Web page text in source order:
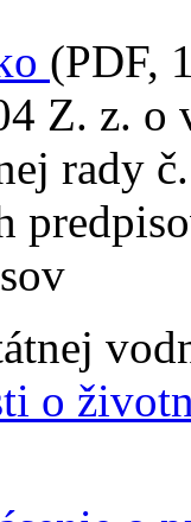
(PDF,
Z. z. o
rady
o